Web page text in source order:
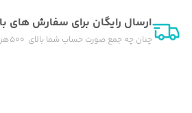
ارسال رایگان برای سفارش های بالای ۵۰۰
چنان چه جمع صورت حساب شما بالای ۵۰۰ هزار تومان شود هزینه پست برای شما به صورت رایگان محاصبه خواهد شد.